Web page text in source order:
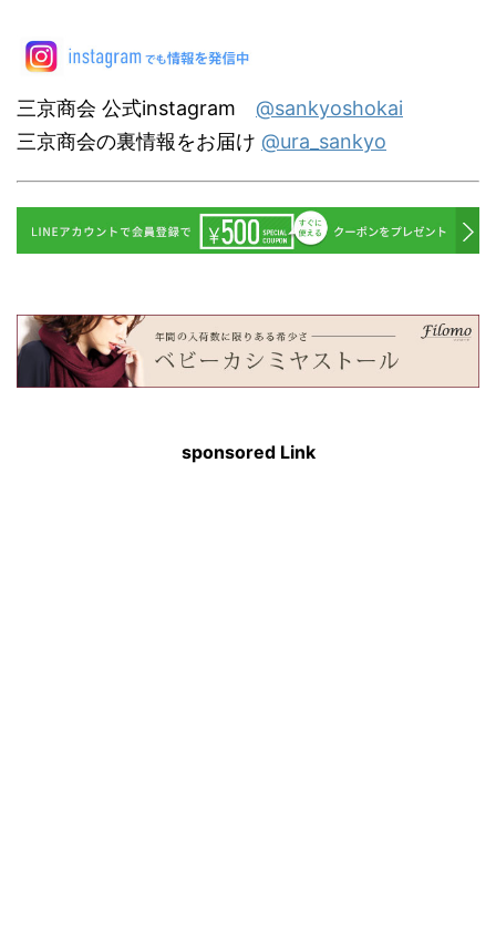
三京商会 公式instagram @sankyoshokai
三京商会の裏情報をお届け @ura_sankyo
sponsored Link